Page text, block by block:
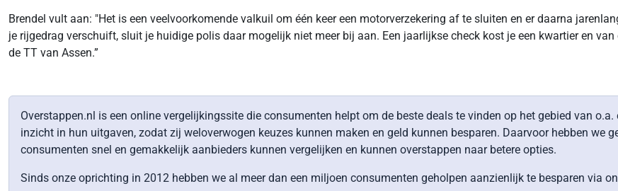
Brendel vult aan: "Het is een veelvoorkomende valkuil om één keer een motorverzekering af te sluiten en er daarna
je rijgedrag verschuift, sluit je huidige polis daar mogelijk niet meer bij aan. Een jaarlijkse check kost je een kwartier en
de TT van Assen.”
Overstappen.nl is een online vergelijkingssite die consumenten helpt om de beste deals te vinden op het gebied van
inzicht in hun uitgaven, zodat zij weloverwogen keuzes kunnen maken en geld kunnen besparen. Daarvoor hebben we
consumenten snel en gemakkelijk aanbieders kunnen vergelijken en kunnen overstappen naar betere opties.
Sinds onze oprichting in 2012 hebben we al meer dan een miljoen consumenten geholpen aanzienlijk te besparen via